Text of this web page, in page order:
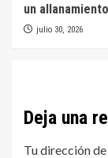
un allanamiento
julio 30, 2026
Deja una
Tu dirección